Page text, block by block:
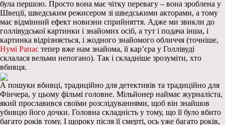
була першою. Просто вона має чітку перевагу – вона зроблена у
Швеції, шведським режисером зі шведськими акторами, а тому
має відмінний ефект новизни сприйняття. Адже ми звикли до
голлівудської картинки і знайомих осіб, а тут і подача інша, і
картинка відрізняється, і жодного знайомого обличчя (точніше,
Нумі Рапас тепер вже нам знайома, її кар’єра у Голлівуді
склалася вельми непогано). Так і складніше зрозуміти, хто
вбивця.
А пошуки вбивці, традиційно для детективів та традиційно для
Фінчера, у цьому фільмі головне. Мільйонер наймає журналіста,
який прославився своїми розслідуваннями, щоб він знайшов
убивцю його дочки. Головна складність у тому, що її було вбито
багато років тому. І щороку після її смерті, ось уже багато років,